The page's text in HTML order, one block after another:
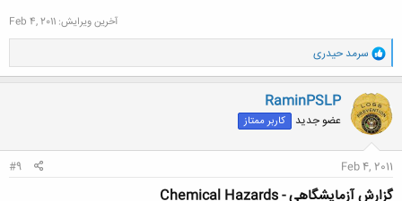
آخرین ویرایش: Feb 4, 2011
و
ا
ک
ن
ش
ه
ا
سرمد حیدری
RaminPSLP
عضو جدید کاربر ممتاز
Feb 4, 2011
#9
گزارش آزمایشگاهی - Chemical Hazards